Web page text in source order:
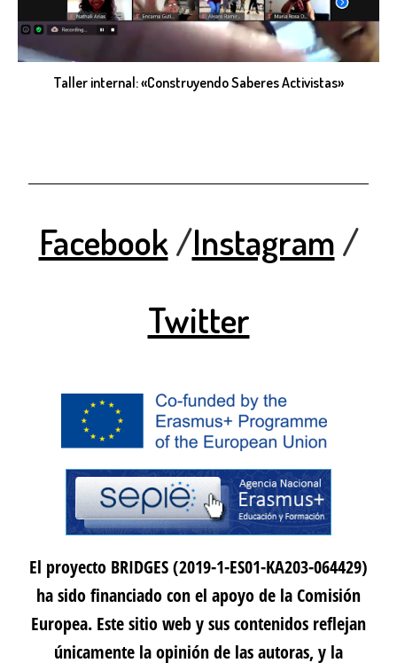
Taller internal: «Construyendo Saberes Activistas»
Facebook/Instagram /
Twitter
El proyecto BRIDGES (2019-1-ES01-KA203-064429)
ha sido financiado con el apoyo de la Comisión
Europea. Este sitio web y sus contenidos reflejan
únicamente la opinión de las autoras, y la